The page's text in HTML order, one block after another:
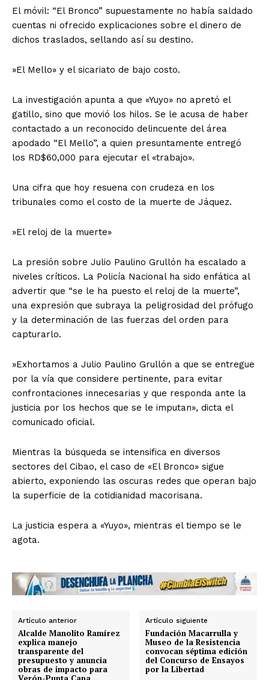
​El móvil: “El Bronco” supuestamente no había saldado
cuentas ni ofrecido explicaciones sobre el dinero de
dichos traslados, sellando así su destino.
​»El Mello» y el sicariato de bajo costo.
​La investigación apunta a que «Yuyo» no apretó el
gatillo, sino que movió los hilos. Se le acusa de haber
contactado a un reconocido delincuente del área
apodado “El Mello”, a quien presuntamente entregó
los RD$60,000 para ejecutar el «trabajo».
Una cifra que hoy resuena con crudeza en los
tribunales como el costo de la muerte de Jáquez.
​»El reloj de la muerte»
​La presión sobre Julio Paulino Grullón ha escalado a
niveles críticos. La Policía Nacional ha sido enfática al
advertir que “se le ha puesto el reloj de la muerte”,
una expresión que subraya la peligrosidad del prófugo
y la determinación de las fuerzas del orden para
capturarlo.
​»Exhortamos a Julio Paulino Grullón a que se entregue
por la vía que considere pertinente, para evitar
confrontaciones innecesarias y que responda ante la
justicia por los hechos que se le imputan», dicta el
comunicado oficial.
​Mientras la búsqueda se intensifica en diversos
sectores del Cibao, el caso de «El Bronco» sigue
abierto, exponiendo las oscuras redes que operan bajo
la superficie de la cotidianidad macorisana.
La justicia espera a «Yuyo», mientras el tiempo se le
agota.
Artículo anterior
Alcalde Manolito Ramírez
explica manejo
transparente del
presupuesto y anuncia
obras de impacto para
Artículo siguiente
Fundación Macarrulla y
Museo de la Resistencia
convocan séptima edición
del Concurso de Ensayos
por la Libertad